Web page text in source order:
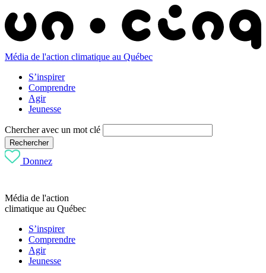
Média de l'action climatique au Québec
S’inspirer
Comprendre
Agir
Jeunesse
Chercher avec un mot clé
Rechercher
Donnez
Média de l'action
climatique au Québec
S’inspirer
Comprendre
Agir
Jeunesse